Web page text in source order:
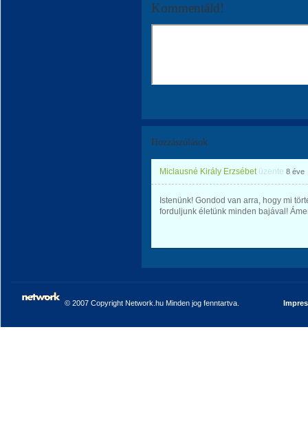
Kommentáld!
Hozzászólások
Miclausné Király Erzsébetüzente 8 éve
Istenünk! Gondod van arra, hogy mi
forduljunk életünk minden bajával!
© 2007 Copyright Network.hu Minden jog fenntartva.